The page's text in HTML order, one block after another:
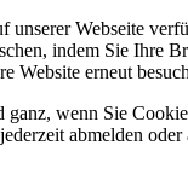
unserer Webseite
indem Sie Ihre
Website erneut
ganz, wenn Sie
abmelden